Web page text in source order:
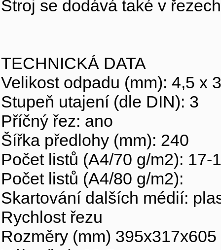
Stroj se dodává také v
TECHNICKÁ DATA
Velikost odpadu (mm): 4,5 x
Stupeň utajení (dle DIN): 3
Příčný řez: ano
Šířka předlohy (mm): 240
Počet listů (A4/70 g/m2): 17-
Počet listů (A4/80 g/
Skartování dalších médií:
Rychlost řezu
Rozměry (mm)